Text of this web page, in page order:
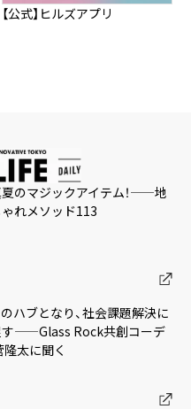
【公式】ヒルズアプリ
のマジックアイテム！——地
れメソッド113
ハブとなり、社会課題解決に
す——Glass Rock共創コーデ
太に聞く